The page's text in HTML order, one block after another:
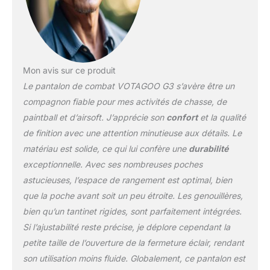
de rebond mais apporte
également du confort,
vous permettant de le
faire beaucoup
Caractéristiques
pratiques : pantalon de
combat G3 paintball,
avec une paire de
design Velcro réglable
est ajouté à la taille et au
dos des genoux, tout le
monde peut ajuster le
confort. Il y a 10 poches,
qui répondent
pleinement aux besoins
Mon avis sur ce produit
Le pantalon de combat VOTAGOO G3 s’avère être un
compagnon fiable pour mes activités de chasse, de
paintball et d’airsoft. J’apprécie son confortet la qualité
de finition avec une attention minutieuse aux détails. Le
matériau est solide, ce qui lui confère une durabilité
exceptionnelle. Avec ses nombreuses poches
astucieuses, l’espace de rangement est optimal, bien
que la poche avant soit un peu étroite. Les genouillères,
bien qu’un tantinet rigides, sont parfaitement intégrées.
Si l’ajustabilité reste précise, je déplore cependant la
petite taille de l’ouverture de la fermeture éclair, rendant
son utilisation moins fluide. Globalement, ce pantalon est